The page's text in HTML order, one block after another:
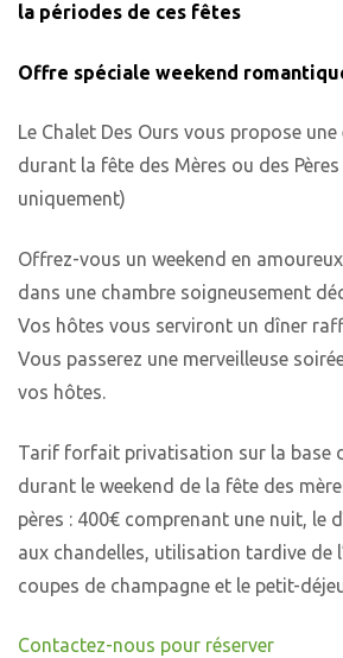
la périodes de ces fêtes
Offre spéciale weekend
Le Chalet Des Ours vous propose
durant la fête des Mères ou des Pères
uniquement)
Offrez-vous un weekend en
dans une chambre soigneusement
Vos hôtes vous serviront un dîner
Vous passerez une merveilleuse
vos hôtes.
Tarif forfait privatisation sur la base
durant le weekend de la fête des
pères : 400€ comprenant une nuit, le
aux chandelles, utilisation tardive de
coupes de champagne et le petit-
Contactez-nous pour réserver